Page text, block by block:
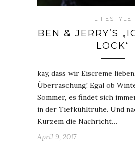
LIFESTYLE
BEN & JERRY’S
LOCK“
kay, dass wir Eiscreme
Überraschung! Egal ob
Sommer, es findet sich
in der Tiefkühltruhe. Und
Kurzem die Nachricht…
April 9, 2017